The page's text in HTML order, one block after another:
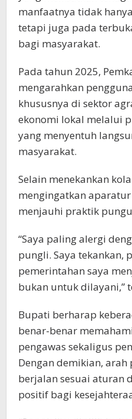
manfaatnya tidak
tetapi juga pada
bagi masyarakat.
Pada tahun 2025,
mengarahkan
khususnya di sektor
ekonomi lokal melalui
yang menyentuh
masyarakat.
Selain menekankan
mengingatkan aparatur
menjauhi praktik
“Saya paling alergi
pungli. Saya tekankan,
pemerintahan saya
bukan untuk dilayani,”
Bupati berharap
benar-benar
pengawas sekaligus
Dengan demikian,
berjalan sesuai aturan
positif bagi